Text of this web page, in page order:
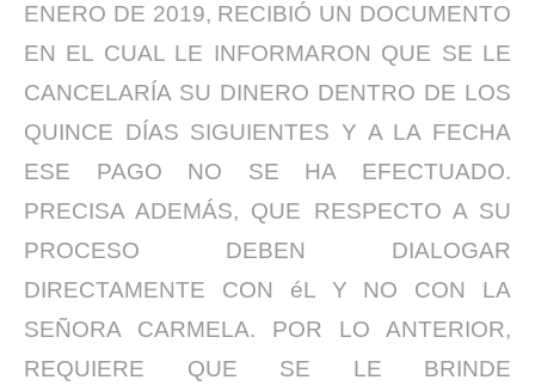
ENERO DE 2019, RECIBIÓ UN DOCUMENTO
EN EL CUAL LE INFORMARON QUE SE LE
CANCELARÍA SU DINERO DENTRO DE LOS
QUINCE DÍAS SIGUIENTES Y A LA FECHA
ESE PAGO NO SE HA EFECTUADO.
PRECISA ADEMÁS, QUE RESPECTO A SU
PROCESO DEBEN DIALOGAR
DIRECTAMENTE CON éL Y NO CON LA
SEÑORA CARMELA. POR LO ANTERIOR,
REQUIERE QUE SE LE BRINDE